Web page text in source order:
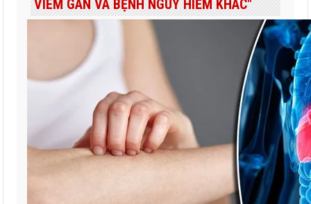
VIÊM GAN VÀ BỆNH NGUY HIỂM KHÁC"